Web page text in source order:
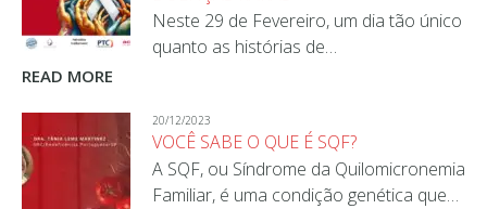
Neste 29 de Fevereiro, um dia tão único
quanto as histórias de…
READ MORE
20/12/2023
VOCÊ SABE O QUE É SQF?
A SQF, ou Síndrome da Quilomicronemia
Familiar, é uma condição genética que…